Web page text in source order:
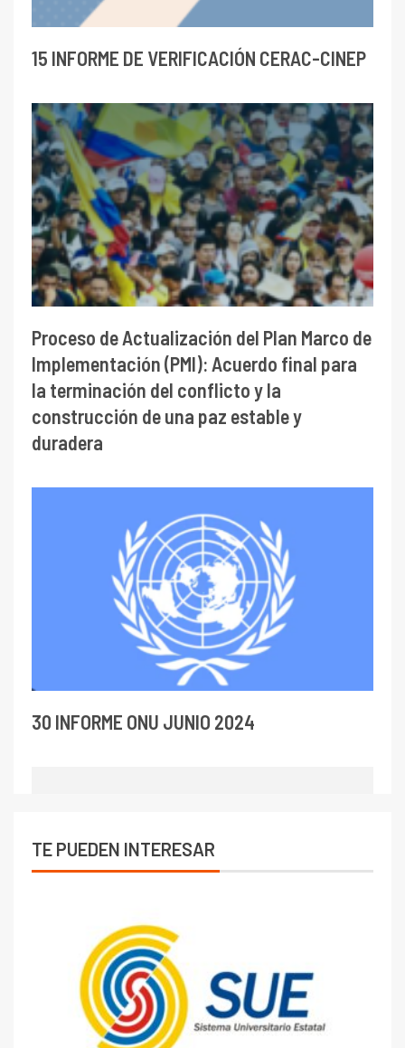
15 INFORME DE VERIFICACIÓN CERAC-CINEP
Proceso de Actualización del Plan Marco de
Implementación (PMI): Acuerdo final para
la terminación del conflicto y la
construcción de una paz estable y
duradera
30 INFORME ONU JUNIO 2024
TE PUEDEN INTERESAR